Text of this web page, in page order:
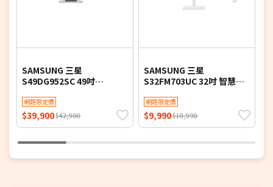
SAMSUNG 三星
S49DG952SC 49吋
競顯示器 G95SD
網路限定價
$39,900$42,900
SAMSUNG 三星
S32FM703UC 32吋 智慧聯
Vision AI (2025)
網路限定價
$9,990$10,990